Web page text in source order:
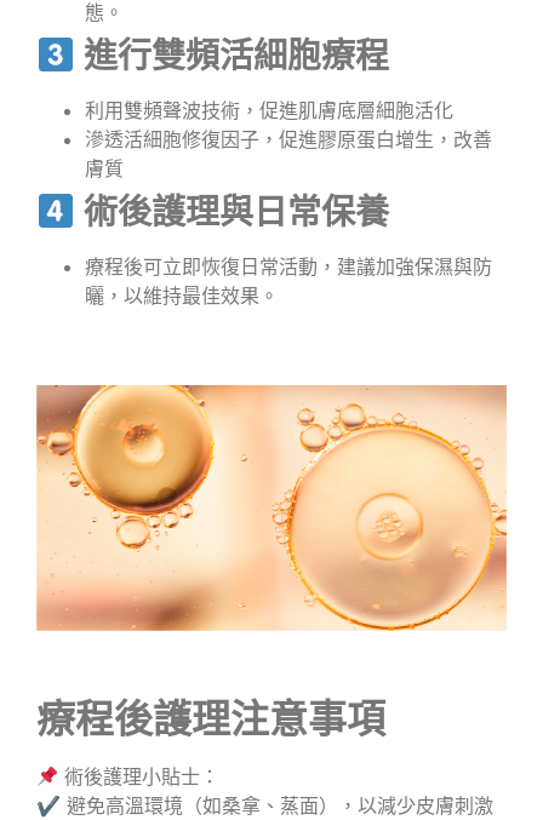
態。
進行雙頻活細胞療程
利用雙頻聲波技術，促進肌膚底層細胞活化
滲透活細胞修復因子，促進膠原蛋白增生，改善
膚質
術後護理與日常保養
療程後可立即恢復日常活動，建議加強保濕與防
曬，以維持最佳效果。
療程後護理注意事項
術後護理小貼士：
✔ 避免高溫環境（如桑拿、蒸面），以減少皮膚刺激